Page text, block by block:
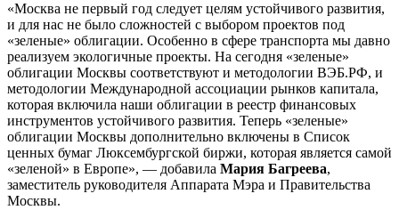
«Москва не первый год следует целям устойчивого развития,
и для нас не было сложностей с выбором проектов под
«зеленые» облигации. Особенно в сфере транспорта мы давно
реализуем экологичные проекты. На сегодня «зеленые»
облигации Москвы соответствуют и методологии ВЭБ.РФ, и
методологии Международной ассоциации рынков капитала,
которая включила наши облигации в реестр финансовых
инструментов устойчивого развития. Теперь «зеленые»
облигации Москвы дополнительно включены в Список
ценных бумаг Люксембургской биржи, которая является самой
«зеленой» в Европе», — добавила Мария Багреева,
заместитель руководителя Аппарата Мэра и Правительства
Москвы.